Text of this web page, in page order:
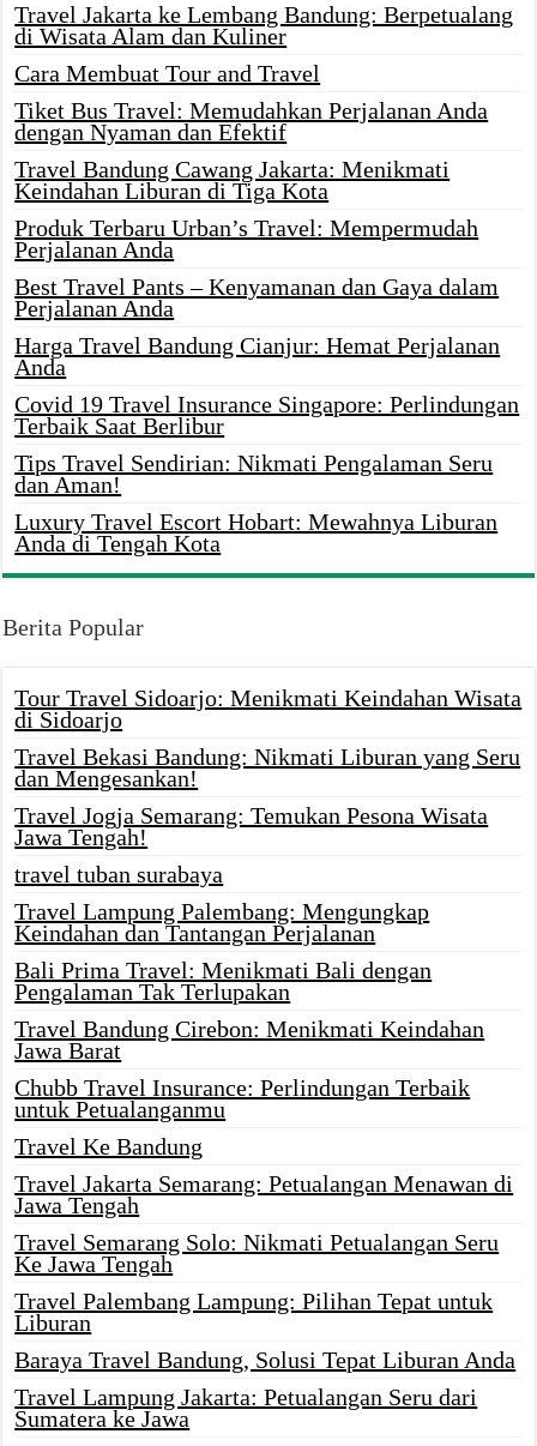
Travel Jakarta ke Lembang Bandung: Berpetualang
di Wisata Alam dan Kuliner
Cara Membuat Tour and Travel
Tiket Bus Travel: Memudahkan Perjalanan Anda
dengan Nyaman dan Efektif
Travel Bandung Cawang Jakarta: Menikmati
Keindahan Liburan di Tiga Kota
Produk Terbaru Urban’s Travel: Mempermudah
Perjalanan Anda
Best Travel Pants – Kenyamanan dan Gaya dalam
Perjalanan Anda
Harga Travel Bandung Cianjur: Hemat Perjalanan
Anda
Covid 19 Travel Insurance Singapore: Perlindungan
Terbaik Saat Berlibur
Tips Travel Sendirian: Nikmati Pengalaman Seru
dan Aman!
Luxury Travel Escort Hobart: Mewahnya Liburan
Anda di Tengah Kota
Berita Popular
Tour Travel Sidoarjo: Menikmati Keindahan Wisata
di Sidoarjo
Travel Bekasi Bandung: Nikmati Liburan yang Seru
dan Mengesankan!
Travel Jogja Semarang: Temukan Pesona Wisata
Jawa Tengah!
travel tuban surabaya
Travel Lampung Palembang: Mengungkap
Keindahan dan Tantangan Perjalanan
Bali Prima Travel: Menikmati Bali dengan
Pengalaman Tak Terlupakan
Travel Bandung Cirebon: Menikmati Keindahan
Jawa Barat
Chubb Travel Insurance: Perlindungan Terbaik
untuk Petualanganmu
Travel Ke Bandung
Travel Jakarta Semarang: Petualangan Menawan di
Jawa Tengah
Travel Semarang Solo: Nikmati Petualangan Seru
Ke Jawa Tengah
Travel Palembang Lampung: Pilihan Tepat untuk
Liburan
Baraya Travel Bandung, Solusi Tepat Liburan Anda
Travel Lampung Jakarta: Petualangan Seru dari
Sumatera ke Jawa